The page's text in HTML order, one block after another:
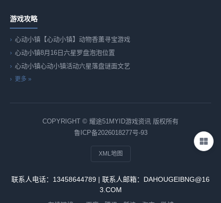
游戏攻略
心动小镇【心动小镇】动物香薰寻宝游戏
心动小镇8月16日六星罗盘泡泡位置
心动小镇心动小镇活动六星落盘谜面文艺
更多 »
COPYRIGHT © 耀途51MYID游戏资讯 版权所有
鲁ICP备2026018277号-93
XML地图
联系人电话：13458644789 | 联系人邮箱：DAHOUGEIBNG@16
3.COM